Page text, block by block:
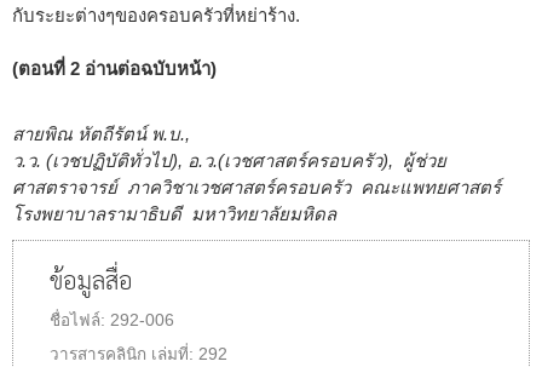
กับระยะต่างๆของครอบครัวที่หย่าร้าง.
(ตอนที่ 2 อ่านต่อฉบับหน้า)
สายพิณ หัตถีรัตน์ พ.บ.,
ว.ว. (เวชปฏิบัติทั่วไป), อ.ว.(เวชศาสตร์ครอบครัว), ผู้ช่วย
ศาสตราจารย์ ภาควิชาเวชศาสตร์ครอบครัว คณะแพทยศาสตร์
โรงพยาบาลรามาธิบดี มหาวิทยาลัยมหิดล
ข้อมูลสื่อ
ชื่อไฟล์: 292-006
วารสารคลินิก เล่มที่: 292